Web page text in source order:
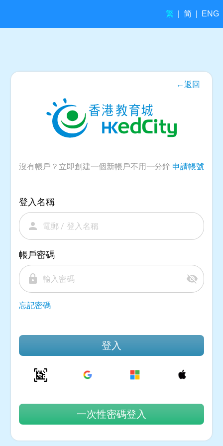
繁 简 ENG
←返回
沒有帳戶？立即創建一個新帳戶不用一分鐘 申請帳號
登入名稱
person
帳戶密碼
lock visibility_off
忘記密碼